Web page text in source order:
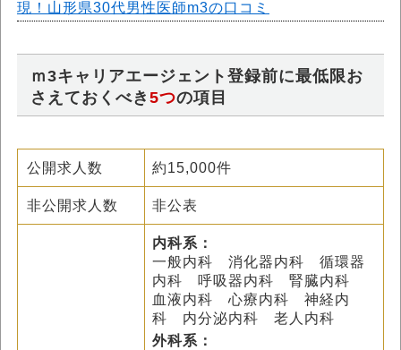
現！山形県30代男性医師m3の口コミ
ｍ3キャリアエージェント登録前に最低限お
さえておくべき 5つの項目
公開求人数 約15,000件
非公開求人数 非公表
内科系：
一般内科 消化器内科 循環器
内科 呼吸器内科 腎臓内科
血液内科 心療内科 神経内
科 内分泌内科 老人内科
外科系：